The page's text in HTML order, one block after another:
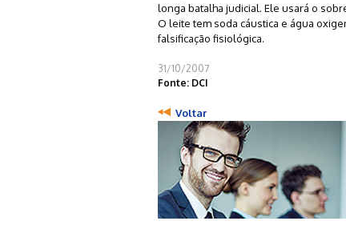
longa batalha judicial. Ele usará o
O leite tem soda cáustica e água
falsificação fisiológica.
31/10/2007
Fonte: DCI
Voltar